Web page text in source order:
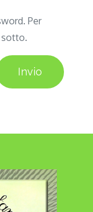
Per
sotto.